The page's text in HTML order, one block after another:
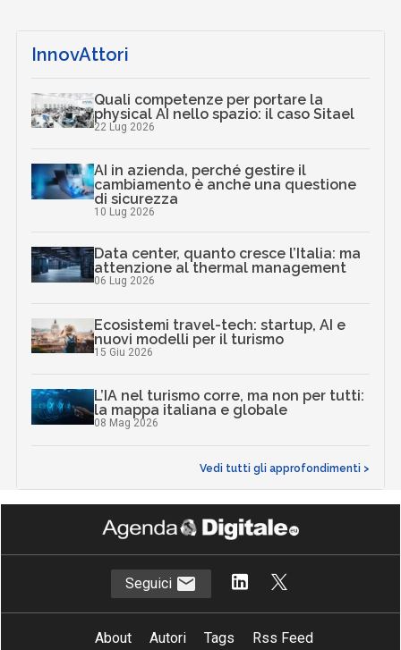
InnovAttori
Quali competenze per portare la
physical AI nello spazio: il caso Sitael
22 Lug 2026
AI in azienda, perché gestire il
cambiamento è anche una questione
di sicurezza
10 Lug 2026
Data center, quanto cresce l’Italia: ma
attenzione al thermal management
06 Lug 2026
Ecosistemi travel-tech: startup, AI e
nuovi modelli per il turismo
15 Giu 2026
L’IA nel turismo corre, ma non per tutti:
la mappa italiana e globale
08 Mag 2026
Vedi tutti gli approfondimenti >
Seguici
About Autori Tags
Rss Feed